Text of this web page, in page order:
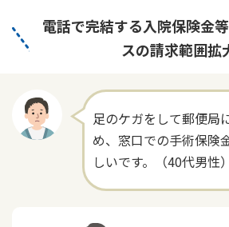
マイページでできること
ご契約内容の確認
保険の探し方のポイント
保険かんたん診断
これからのライフイベントでか
お問い合わせ先
医療
ライフプラン
健康情報
経営理念・経営戦略
株主・投資家のみなさまへ
日本郵政グループとしての取り
採用情報
CM・オウンドメディア／ソーシ
株主・投資家のみなさまへ
English
電話で完結する入院保険金
スの請求範囲拡
足のケガをして郵便局
め、窓口での手術保険
しいです。（40代男性）